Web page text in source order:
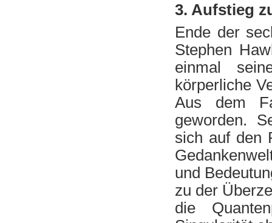
3. Aufstieg
Ende der
Stephen
einmal
körperliche
Aus dem
geworden.
sich auf den
und
zu der
die